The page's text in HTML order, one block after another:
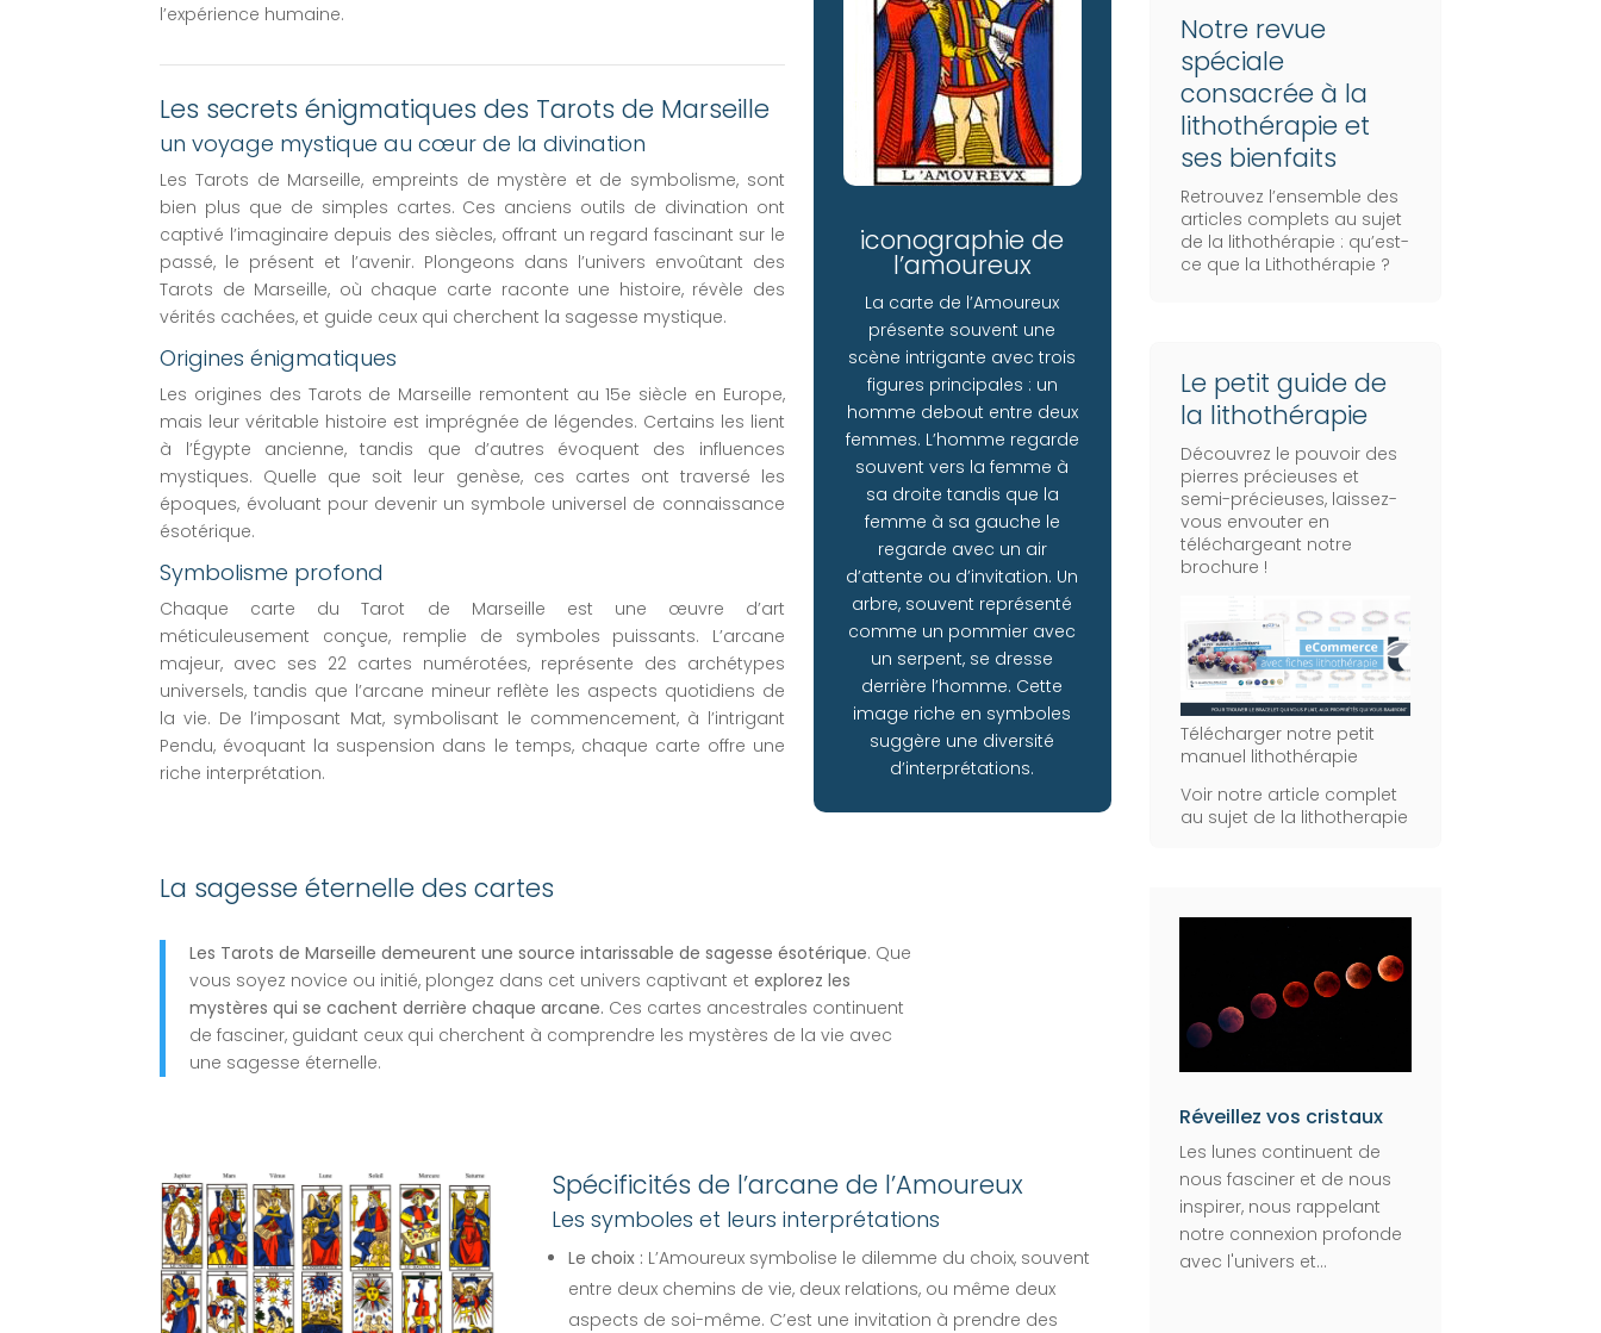
l’expérience humaine.
Les secrets énigmatiques des Tarots de Marseille
un voyage mystique au cœur de la divination
Les Tarots de Marseille, empreints de mystère et de symbolisme, sont
bien plus que de simples cartes. Ces anciens outils de divination ont
captivé l’imaginaire depuis des siècles, offrant un regard fascinant sur le
passé, le présent et l’avenir. Plongeons dans l’univers envoûtant des
Tarots de Marseille, où chaque carte raconte une histoire, révèle des
vérités cachées, et guide ceux qui cherchent la sagesse mystique.
Origines énigmatiques
Les origines des Tarots de Marseille remontent au 15e siècle en Europe,
mais leur véritable histoire est imprégnée de légendes. Certains les lient
à l’Égypte ancienne, tandis que d’autres évoquent des influences
mystiques. Quelle que soit leur genèse, ces cartes ont traversé les
époques, évoluant pour devenir un symbole universel de connaissance
ésotérique.
Symbolisme profond
Chaque carte du Tarot de Marseille est une œuvre d’art
méticuleusement conçue, remplie de symboles puissants. L’arcane
majeur, avec ses 22 cartes numérotées, représente des archétypes
universels, tandis que l’arcane mineur reflète les aspects quotidiens de
la vie. De l’imposant Mat, symbolisant le commencement, à l’intrigant
Pendu, évoquant la suspension dans le temps, chaque carte offre une
riche interprétation.
iconographie de
l’amoureux
La carte de l’Amoureux
présente souvent une
scène intrigante avec trois
figures principales : un
homme debout entre deux
femmes. L’homme regarde
souvent vers la femme à
sa droite tandis que la
femme à sa gauche le
regarde avec un air
d’attente ou d’invitation. Un
arbre, souvent représenté
comme un pommier avec
un serpent, se dresse
derrière l’homme. Cette
image riche en symboles
suggère une diversité
d’interprétations.
La sagesse éternelle des cartes
Les Tarots de Marseille demeurent une source intarissable de sagesse ésotérique. Que
vous soyez novice ou initié, plongez dans cet univers captivant etexplorez les
mystères qui se cachent derrière chaque arcane. Ces cartes ancestrales continuent
de fasciner, guidant ceux qui cherchent à comprendre les mystères de la vie avec
une sagesse éternelle.
Spécificités de l’arcane de l’Amoureux
Les symboles et leurs interprétations
Le choix : L’Amoureux symbolise le dilemme du choix, souvent
entre deux chemins de vie, deux relations, ou même deux
aspects de soi-même. C’est une invitation à prendre des
Notre revue
spéciale
consacrée à la
lithothérapie et
ses bienfaits
Retrouvez l’ensemble des
articles complets au sujet
de la lithothérapie : qu’est-
ce que la Lithothérapie ?
Le petit guide de
la lithothérapie
Découvrez le pouvoir des
pierres précieuses et
semi-précieuses, laissez-
vous envouter en
téléchargeant notre
brochure !
Télécharger notre petit
manuel lithothérapie
Voir notre article complet
au sujet de la lithotherapie
Réveillez vos cristaux
Les lunes continuent de
nous fasciner et de nous
inspirer, nous rappelant
notre connexion profonde
avec l'univers et...